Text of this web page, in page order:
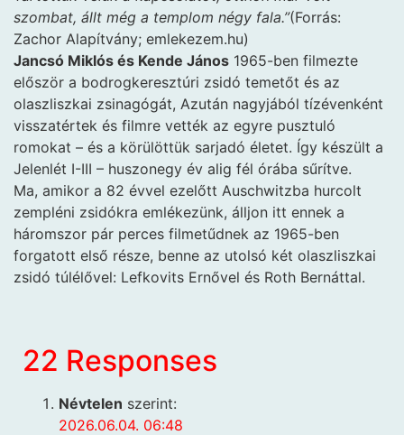
szombat, állt még a templom négy fala.”(Forrás:
Zachor Alapítvány; emlekezem.hu)
Jancsó Miklós és Kende János 1965-ben filmezte
először a bodrogkeresztúri zsidó temetőt és az
olaszliszkai zsinagógát, Azután nagyjából tízévenként
visszatértek és filmre vették az egyre pusztuló
romokat – és a körülöttük sarjadó életet. Így készült a
Jelenlét I-III – huszonegy év alig fél órába sűrítve.
Ma, amikor a 82 évvel ezelőtt Auschwitzba hurcolt
zempléni zsidókra emlékezünk, álljon itt ennek a
háromszor pár perces filmetűdnek az 1965-ben
forgatott első része, benne az utolsó két olaszliszkai
zsidó túlélővel: Lefkovits Ernővel és Roth Bernáttal.
22 Responses
Névtelen szerint:
2026.06.04. 06:48